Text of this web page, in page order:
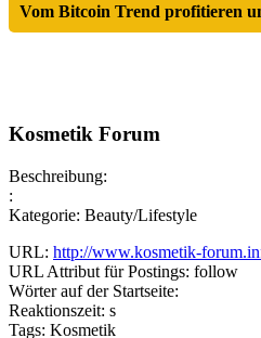
Vom Bitcoin Trend profitieren
Kosmetik Forum
Beschreibung:
:
Kategorie: Beauty/Lifestyle
URL: http://www.kosmetik-
URL Attribut für Postings: follow
Wörter auf der Startseite:
Reaktionszeit: s
Tags: Kosmetik